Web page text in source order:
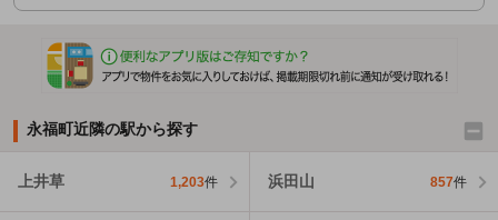
永福町近隣の駅から探す
上井草 1,203件 浜田山 857件